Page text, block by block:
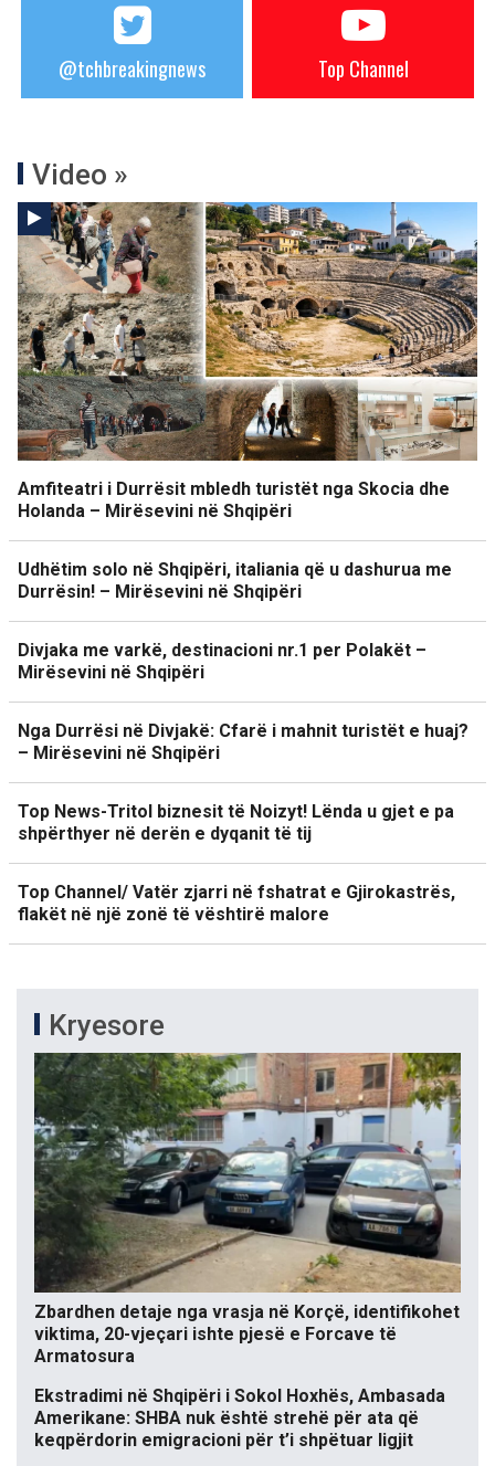
@tchbreakingnews Top Channel
Video »
Amfiteatri i Durrësit mbledh turistët nga Skocia dhe
Holanda – Mirësevini në Shqipëri
Udhëtim solo në Shqipëri, italiania që u dashurua me
Durrësin! – Mirësevini në Shqipëri
Divjaka me varkë, destinacioni nr.1 per Polakët –
Mirësevini në Shqipëri
Nga Durrësi në Divjakë: Cfarë i mahnit turistët e huaj?
– Mirësevini në Shqipëri
Top News-Tritol biznesit të Noizyt! Lënda u gjet e pa
shpërthyer në derën e dyqanit të tij
Top Channel/ Vatër zjarri në fshatrat e Gjirokastrës,
flakët në një zonë të vështirë malore
Kryesore
Zbardhen detaje nga vrasja në Korçë, identifikohet
viktima, 20-vjeçari ishte pjesë e Forcave të
Armatosura
Ekstradimi në Shqipëri i Sokol Hoxhës, Ambasada
Amerikane: SHBA nuk është strehë për ata që
keqpërdorin emigracioni për t’i shpëtuar ligjit